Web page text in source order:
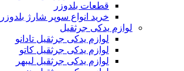
قطعات بلدوزر
خرید انواع سوپر شارژ
لوازم یدکی جرثقیل
لوازم یدکی جرثقیل تادانو
لوازم یدکی جرثقیل کاتو
لوازم یدکی جرثقیل لیبهر